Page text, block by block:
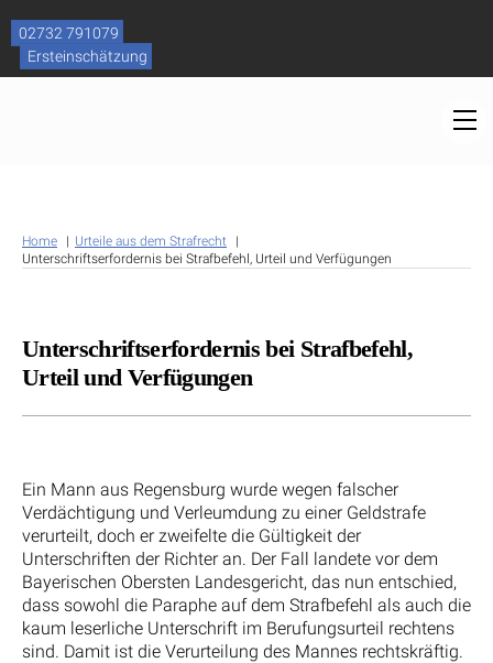
content
02732 791079
Ersteinschätzung
Home
Urteile aus dem Strafrecht
Unterschriftserfordernis bei Strafbefehl, Urteil und Verfügungen
Unterschriftserfordernis bei Strafbefehl,
Urteil und Verfügungen
Ein Mann aus Regensburg wurde wegen falscher
Verdächtigung und Verleumdung zu einer Geldstrafe
verurteilt, doch er zweifelte die Gültigkeit der
Unterschriften der Richter an. Der Fall landete vor dem
Bayerischen Obersten Landesgericht, das nun entschied,
dass sowohl die Paraphe auf dem Strafbefehl als auch die
kaum leserliche Unterschrift im Berufungsurteil rechtens
sind. Damit ist die Verurteilung des Mannes rechtskräftig.